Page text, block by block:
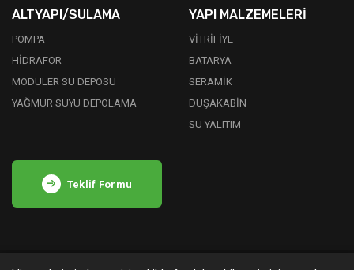
ALTYAPI/SULAMA
POMPA
HİDRAFOR
MODÜLER SU DEPOSU
YAĞMUR SUYU DEPOLAMA
YAPI MALZEMELERİ
VİTRİFİYE
BATARYA
SERAMİK
DUŞAKABİN
SU YALITIM
Teklif Formu